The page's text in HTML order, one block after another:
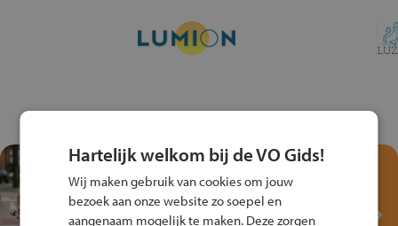
Test je kennis met het
Fiets Veilig
Verkeersspel!
Hartelijk welkom bij de VO Gids!
Wij maken gebruik van cookies om jouw
bezoek aan onze website zo soepel en
aangenaam mogelijk te maken. Deze zorgen